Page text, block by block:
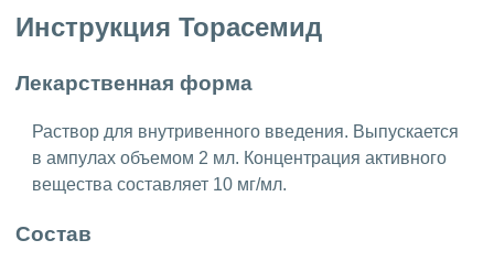
Инструкция Торасемид
Лекарственная форма
Раствор для внутривенного введения. Выпускается
в ампулах объемом 2 мл. Концентрация активного
вещества составляет 10 мг/мл.
Состав